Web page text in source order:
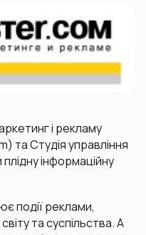
і рекламу
та Студія управління
інформаційну
події реклами,
та суспільства. А